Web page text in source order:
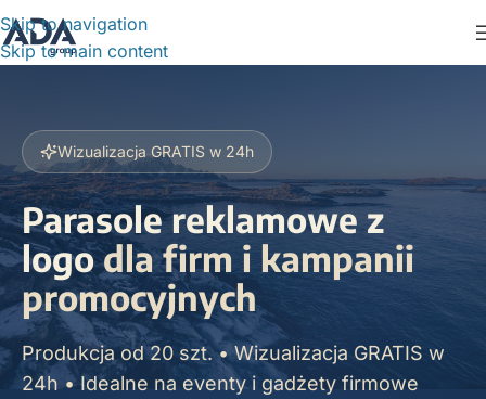
Skip to navigation
Skip to main content
Wizualizacja GRATIS w 24h
Parasole reklamowe z
logodla firm i kampanii
promocyjnych
Produkcja od 20 szt. • Wizualizacja GRATIS w
24h • Idealne na eventy i gadżety firmowe